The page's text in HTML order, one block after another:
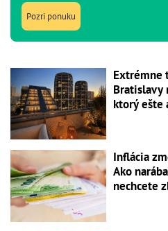
Pozri ponuku
Extrémne
Bratislavy
ktorý ešte
Inflácia
Ako
nechcete